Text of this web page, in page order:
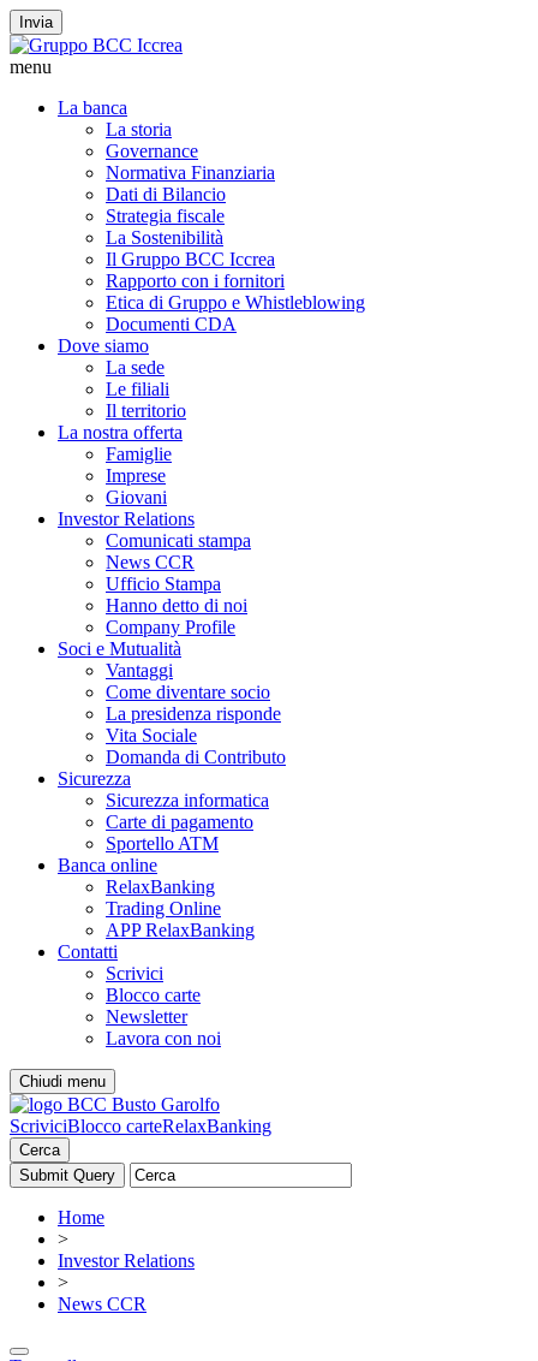
Invia
menu
La banca
La storia
Governance
Normativa Finanziaria
Dati di Bilancio
Strategia fiscale
La Sostenibilità
Il Gruppo BCC Iccrea
Rapporto con i fornitori
Etica di Gruppo e Whistleblowing
Documenti CDA
Dove siamo
La sede
Le filiali
Il territorio
La nostra offerta
Famiglie
Imprese
Giovani
Investor Relations
Comunicati stampa
News CCR
Ufficio Stampa
Hanno detto di noi
Company Profile
Soci e Mutualità
Vantaggi
Come diventare socio
La presidenza risponde
Vita Sociale
Domanda di Contributo
Sicurezza
Sicurezza informatica
Carte di pagamento
Sportello ATM
Banca online
RelaxBanking
Trading Online
APP RelaxBanking
Contatti
Scrivici
Blocco carte
Newsletter
Lavora con noi
Chiudi menu
ScriviciBlocco carteRelaxBanking
Cerca
Home
>
Investor Relations
>
News CCR